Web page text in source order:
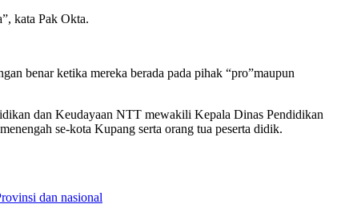
kata Pak Okta.
benar ketika mereka berada pada pihak “pro”maupun
dan Keudayaan NTT mewakili Kepala Dinas Pendidikan
se-kota Kupang serta orang tua peserta didik.
dan nasional